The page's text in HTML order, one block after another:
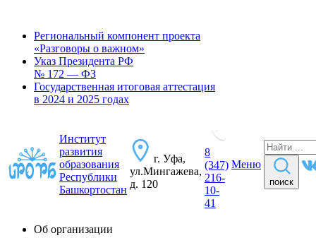
Региональный компонент проекта
«Разговоры о важном»
Указ Президента РФ
№ 172 — ФЗ
Государственная итоговая аттестация
в 2024 и 2025 годах
Институт
развития
образования
Республики
Башкортостан
г. Уфа,
ул.Мингажева,
д. 120
8
(347)
216-
10-
41
Меню
поиск
Об организации